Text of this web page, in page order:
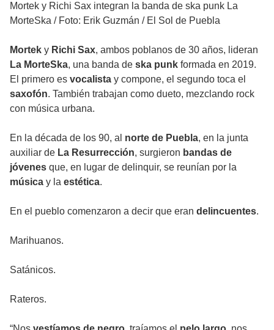
Mortek y Richi Sax integran la banda de ska punk La
MorteSka / Foto: Erik Guzmán / El Sol de Puebla
Mortek y Richi Sax, ambos poblanos de 30 años, lideran
La MorteSka, una banda de ska punk formada en 2019.
El primero es vocalista y compone, el segundo toca el
saxofón. También trabajan como dueto, mezclando rock
con música urbana.
En la década de los 90, al norte de Puebla, en la junta
auxiliar de La Resurrección, surgieron bandas de
jóvenes que, en lugar de delinquir, se reunían por la
música y la estética.
En el pueblo comenzaron a decir que eran delincuentes.
Marihuanos.
Satánicos.
Rateros.